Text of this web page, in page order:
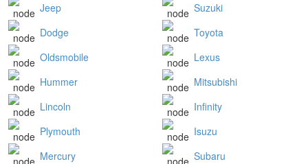
Jeep
Dodge
Oldsmobile
Hummer
Lincoln
Plymouth
Mercury
Suzuki
Toyota
Lexus
Mitsubishi
Infinity
Isuzu
Subaru